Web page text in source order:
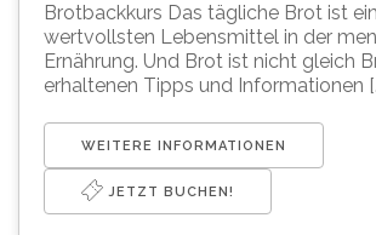
Brotbackkurs Das tägliche Brot ist
wertvollsten Lebensmittel in der
Ernährung. Und Brot ist nicht gleich
erhaltenen Tipps und Informationen
WEITERE INFORMATIONEN
JETZT BUCHEN!